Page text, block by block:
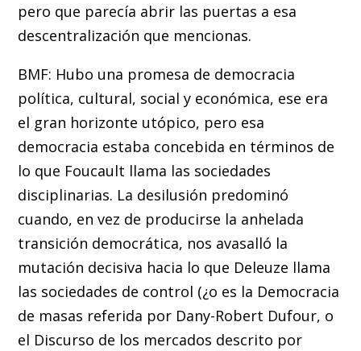
pero que parecía abrir las puertas a esa
descentralización que mencionas.
BMF: Hubo una promesa de democracia
política, cultural, social y económica, ese era
el gran horizonte utópico, pero esa
democracia estaba concebida en términos de
lo que Foucault llama las sociedades
disciplinarias. La desilusión predominó
cuando, en vez de producirse la anhelada
transición democrática, nos avasalló la
mutación decisiva hacia lo que Deleuze llama
las sociedades de control (¿o es la Democracia
de masas referida por Dany-Robert Dufour, o
el Discurso de los mercados descrito por